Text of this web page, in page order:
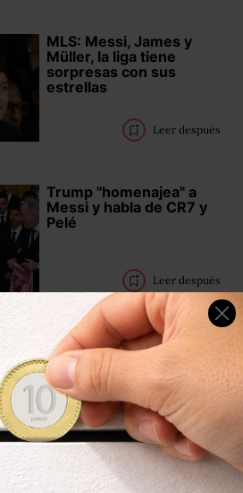
MLS: Messi, James y
Müller, la liga tiene
sorpresas con sus
estrellas
Leer después
Trump "homenajea" a
Messi y habla de CR7 y
Pelé
Leer después
Claudia Sheinbaum
regalará su boleto de
inauguración del
Mundial 2026 mediante
concurso de dominadas
Leer después